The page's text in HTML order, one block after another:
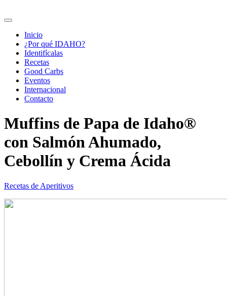
Inicio
¿Por qué IDAHO?
Identifícalas
Recetas
Good Carbs
Eventos
Internacional
Contacto
Muffins de Papa de Idaho®
con Salmón Ahumado,
Cebollín y Crema Ácida
Recetas de Aperitivos